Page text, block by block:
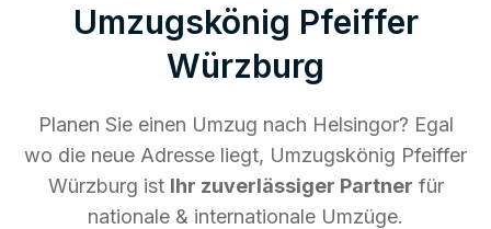
Umzugskönig Pfeiffer
Würzburg
Planen Sie einen Umzug nach Helsingor? Egal
wo die neue Adresse liegt, Umzugskönig Pfeiffer
Würzburg ist Ihr zuverlässiger Partner für
nationale & internationale Umzüge.